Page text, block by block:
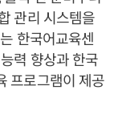
관리 시스템을
한국어교육센
력 향상과 한국
프로그램이 제공